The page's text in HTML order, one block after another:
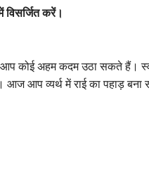
करें।
कोई अहम कदम उठा सकते हैं।
आज आप व्यर्थ में राई का पहाड़